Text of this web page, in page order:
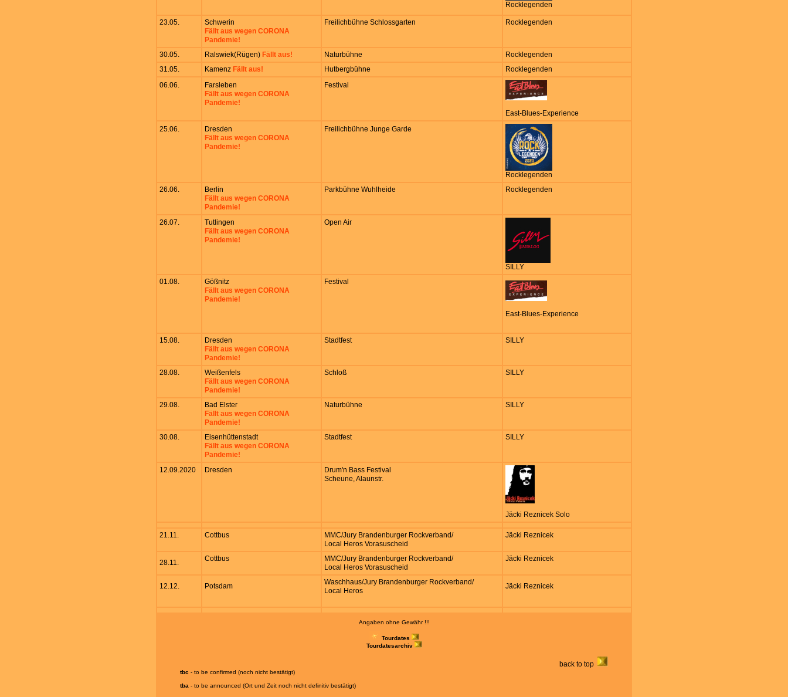
Rocklegenden
23.05.
Schwerin
Fällt aus wegen CORONA
Pandemie!
Freilichbühne Schlossgarten Rocklegenden
30.05. Ralswiek(Rügen) Fällt aus! Naturbühne
Rocklegenden
31.05.
Kamenz Fällt aus! Hutbergbühne
Rocklegenden
06.06.
Farsleben
Fällt aus wegen CORONA
Pandemie!
Festival
East-Blues-Experience
25.06.
Dresden
Fällt aus wegen CORONA
Pandemie!
Freilichbühne Junge Garde
Rocklegenden
26.06.
Berlin
Fällt aus wegen CORONA
Pandemie!
Parkbühne Wuhlheide Rocklegenden
26.07.
Tutlingen
Fällt aus wegen CORONA
Pandemie!
Open Air
SILLY
01.08.
Gößnitz
Fällt aus wegen CORONA
Pandemie!
Festival
East-Blues-Experience
15.08.
Dresden
Fällt aus wegen CORONA
Pandemie!
Stadtfest SILLY
28.08.
Weißenfels
Fällt aus wegen CORONA
Pandemie!
Schloß SILLY
29.08.
Bad Elster
Fällt aus wegen CORONA
Pandemie!
Naturbühne SILLY
30.08.
Eisenhüttenstadt
Fällt aus wegen CORONA
Pandemie!
Stadtfest SILLY
12.09.2020 Dresden
Drum'n Bass Festival
Scheune, Alaunstr.
Jäcki Reznicek Solo
21.11. Cottbus
MMC/Jury Brandenburger Rockverband/
Local Heros Vorasuscheid
Jäcki Reznicek
28.11. Cottbus
MMC/Jury Brandenburger Rockverband/
Local Heros Vorasuscheid
Jäcki Reznicek
12.12. Potsdam
Waschhaus/Jury Brandenburger Rockverband/
Local Heros
Jäcki Reznicek
Angaben ohne Gewähr !!!
Tourdates
Tourdatesarchiv
back to top
tbc - to be confirmed (noch nicht bestätigt)
tba - to be announced (Ort und Zeit noch nicht definitiv bestätigt)